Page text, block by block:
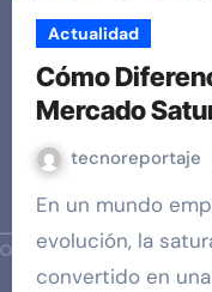
Actualidad
Cómo
Mercado
tecnoreportaje
En un mundo empresarial en constante
evolución, la
convertido en